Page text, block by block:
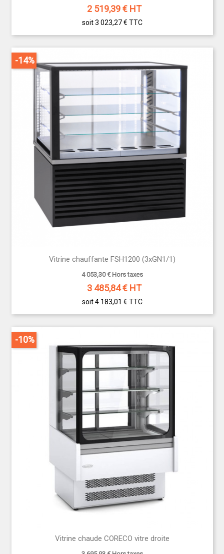
2 519,39€ HT
soit 3 023,27 € TTC
Vitrine chauffante FSH1200 (3xGN1/1)
4 053,30 € Hors taxes
3 485,84€ HT
soit 4 183,01 € TTC
-14%
Vitrine chaude CORECO vitre droite
-10%